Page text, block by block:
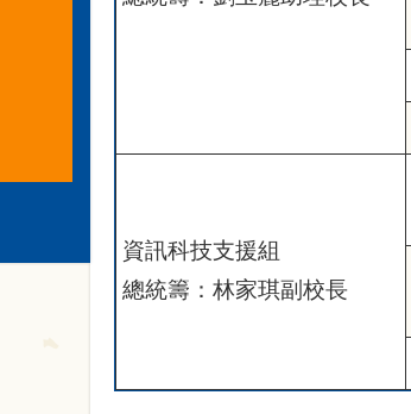
資訊科技支援組
總統籌：林家琪副校長